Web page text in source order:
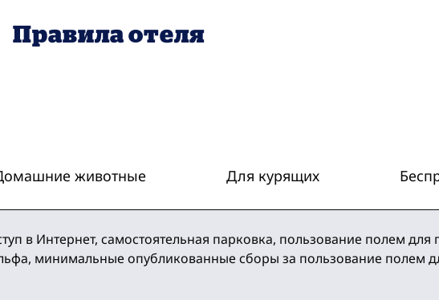
Правила отеля
животные Для курящих
в Интернет, самостоятельная парковка, пользование полем для
минимальные опубликованные сборы за пользование полем